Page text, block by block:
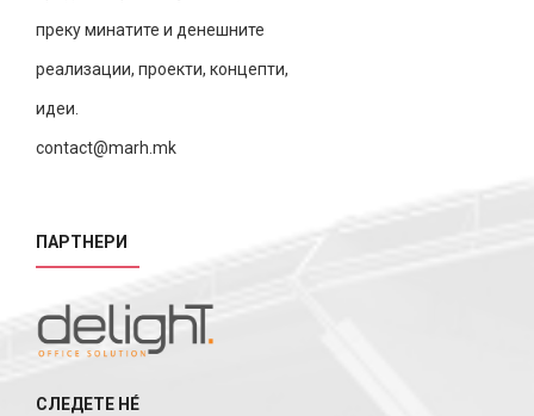
преку минатите и денешните
реализации, проекти, концепти,
идеи.
contact@marh.mk
ПАРТНЕРИ
СЛЕДЕТЕ НÉ